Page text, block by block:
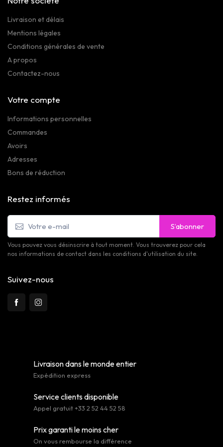
Livraison et délais
Mentions légales
Conditions générales de vente
A propos
Contactez-nous
Votre compte
Informations personnelles
Commandes
Avoirs
Adresses
Bons de réduction
Restez informés
S’abonner
Vous pouvez vous désinscrire à tout moment. Vous trouverez pour cela
nos informations de contact dans les conditions d'utilisation du site.
Suivez-nous
Livraison dans le monde entier
Expédition express
Service clients disponible
Appel gratuit +33 2 52 44 52 58
Prix garanti le moins cher
On vous rembourse la différence